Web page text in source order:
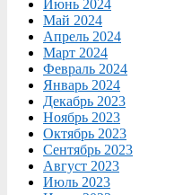
Июнь 2024
Май 2024
Апрель 2024
Март 2024
Февраль 2024
Январь 2024
Декабрь 2023
Ноябрь 2023
Октябрь 2023
Сентябрь 2023
Август 2023
Июль 2023